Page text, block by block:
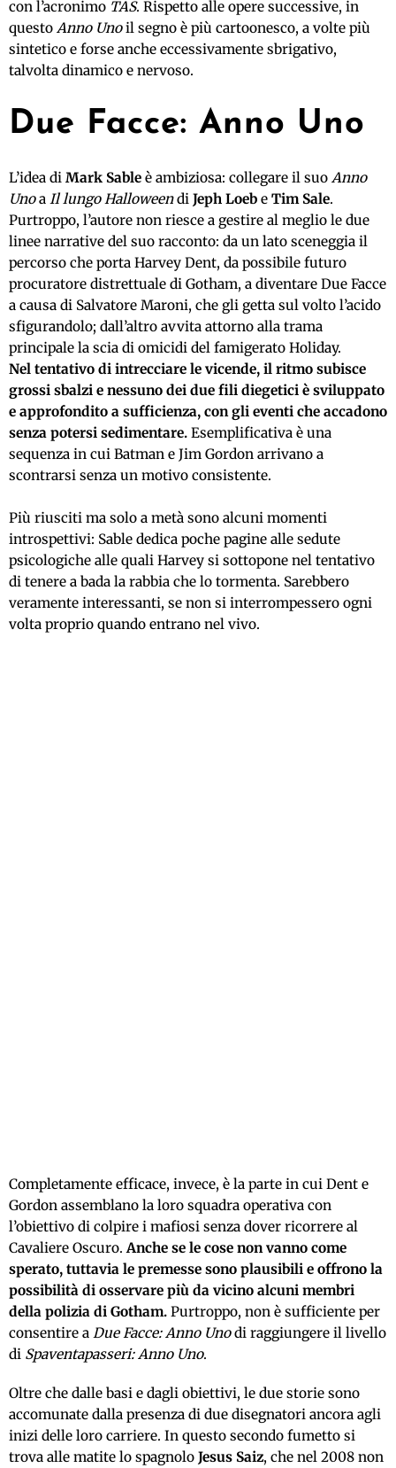
con l’acronimo TAS. Rispetto alle opere successive, in
questo Anno Unoil segno è più cartoonesco, a volte più
sintetico e forse anche eccessivamente sbrigativo,
talvolta dinamico e nervoso.
Due Facce: Anno Uno
L’idea di Mark Sable è ambiziosa: collegare il suo Anno
Unoa Il lungo Halloweendi Jeph Loeb e Tim Sale.
Purtroppo, l’autore non riesce a gestire al meglio le due
linee narrative del suo racconto: da un lato sceneggia il
percorso che porta Harvey Dent, da possibile futuro
procuratore distrettuale di Gotham, a diventare Due Facce
a causa di Salvatore Maroni, che gli getta sul volto l’acido
sfigurandolo; dall’altro avvita attorno alla trama
principale la scia di omicidi del famigerato Holiday.
Nel tentativo di intrecciare le vicende, il ritmo subisce
grossi sbalzi e nessuno dei due fili diegetici è sviluppato
e approfondito a sufficienza, con gli eventi che accadono
senza potersi sedimentare. Esemplificativa è una
sequenza in cui Batman e Jim Gordon arrivano a
scontrarsi senza un motivo consistente.
Più riusciti ma solo a metà sono alcuni momenti
introspettivi: Sable dedica poche pagine alle sedute
psicologiche alle quali Harvey si sottopone nel tentativo
di tenere a bada la rabbia che lo tormenta. Sarebbero
veramente interessanti, se non si interrompessero ogni
volta proprio quando entrano nel vivo.
Completamente efficace, invece, è la parte in cui Dent e
Gordon assemblano la loro squadra operativa con
l’obiettivo di colpire i mafiosi senza dover ricorrere al
Cavaliere Oscuro. Anche se le cose non vanno come
sperato, tuttavia le premesse sono plausibili e offrono la
possibilità di osservare più da vicino alcuni membri
della polizia di Gotham. Purtroppo, non è sufficiente per
consentire a Due Facce: Anno Unodi raggiungere il livello
di Spaventapasseri: Anno Uno.
Oltre che dalle basi e dagli obiettivi, le due storie sono
accomunate dalla presenza di due disegnatori ancora agli
inizi delle loro carriere. In questo secondo fumetto si
trova alle matite lo spagnolo Jesus Saiz, che nel 2008 non